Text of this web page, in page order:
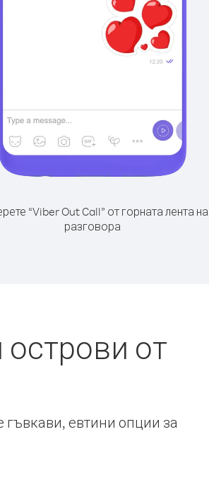
“Viber Out Call” от горната лента на
разговора
от
евтини опции за